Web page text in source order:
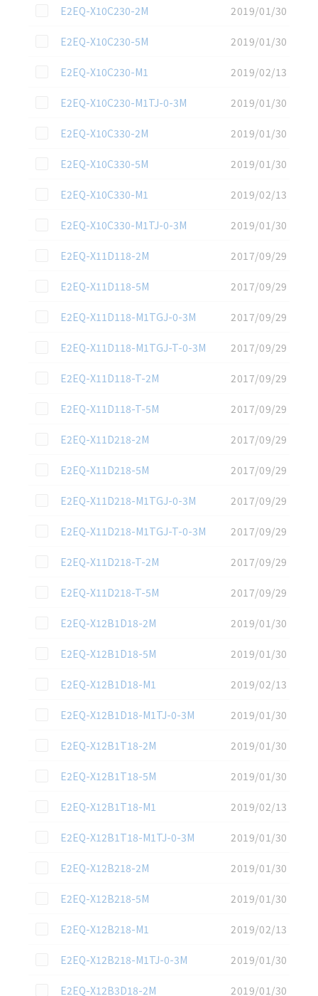
この資料を選択
E2EQ-X10C230-2M
2019/01/30
この資料を選択
E2EQ-X10C230-5M
2019/01/30
この資料を選択
E2EQ-X10C230-M1
2019/02/13
この資料を選択
E2EQ-X10C230-M1TJ-0-3M
2019/01/30
この資料を選択
E2EQ-X10C330-2M
2019/01/30
この資料を選択
E2EQ-X10C330-5M
2019/01/30
この資料を選択
E2EQ-X10C330-M1
2019/02/13
この資料を選択
E2EQ-X10C330-M1TJ-0-3M
2019/01/30
この資料を選択
E2EQ-X11D118-2M
2017/09/29
この資料を選択
E2EQ-X11D118-5M
2017/09/29
この資料を選択
E2EQ-X11D118-M1TGJ-0-3M
2017/09/29
この資料を選択
E2EQ-X11D118-M1TGJ-T-0-3M
2017/09/29
この資料を選択
E2EQ-X11D118-T-2M
2017/09/29
この資料を選択
E2EQ-X11D118-T-5M
2017/09/29
この資料を選択
E2EQ-X11D218-2M
2017/09/29
この資料を選択
E2EQ-X11D218-5M
2017/09/29
この資料を選択
E2EQ-X11D218-M1TGJ-0-3M
2017/09/29
この資料を選択
E2EQ-X11D218-M1TGJ-T-0-3M
2017/09/29
この資料を選択
E2EQ-X11D218-T-2M
2017/09/29
この資料を選択
E2EQ-X11D218-T-5M
2017/09/29
この資料を選択
E2EQ-X12B1D18-2M
2019/01/30
この資料を選択
E2EQ-X12B1D18-5M
2019/01/30
この資料を選択
E2EQ-X12B1D18-M1
2019/02/13
この資料を選択
E2EQ-X12B1D18-M1TJ-0-3M
2019/01/30
この資料を選択
E2EQ-X12B1T18-2M
2019/01/30
この資料を選択
E2EQ-X12B1T18-5M
2019/01/30
この資料を選択
E2EQ-X12B1T18-M1
2019/02/13
この資料を選択
E2EQ-X12B1T18-M1TJ-0-3M
2019/01/30
この資料を選択
E2EQ-X12B218-2M
2019/01/30
この資料を選択
E2EQ-X12B218-5M
2019/01/30
この資料を選択
E2EQ-X12B218-M1
2019/02/13
この資料を選択
E2EQ-X12B218-M1TJ-0-3M
2019/01/30
この資料を選択
E2EQ-X12B3D18-2M 2019/01/30
0 括ダウンロード